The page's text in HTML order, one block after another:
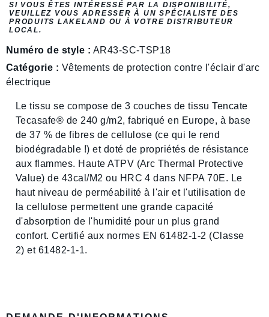
SI VOUS ÊTES INTÉRESSÉ PAR LA DISPONIBILITÉ,
VEUILLEZ VOUS ADRESSER À UN SPÉCIALISTE DES
PRODUITS LAKELAND OU À VOTRE DISTRIBUTEUR
LOCAL.
Numéro de style : AR43-SC-TSP18
Catégorie : Vêtements de protection contre l'éclair d'arc
électrique
Le tissu se compose de 3 couches de tissu Tencate
Tecasafe® de 240 g/m2, fabriqué en Europe, à base
de 37 % de fibres de cellulose (ce qui le rend
biodégradable !) et doté de propriétés de résistance
aux flammes. Haute ATPV (Arc Thermal Protective
Value) de 43cal/M2 ou HRC 4 dans NFPA 70E. Le
haut niveau de perméabilité à l'air et l'utilisation de
la cellulose permettent une grande capacité
d'absorption de l'humidité pour un plus grand
confort. Certifié aux normes EN 61482-1-2 (Classe
2) et 61482-1-1.